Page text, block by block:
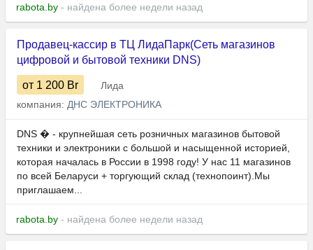
rabota.by - найдена более недели назад
Продавец-кассир в ТЦ ЛидаПарк(Сеть магазинов
цифровой и бытовой техники DNS)
от 1 200 Br
Лида
компания: ДНС ЭЛЕКТРОНИКА
DNS � - крупнейшая сеть розничных магазинов бытовой
техники и электроники с большой и насыщенной историей,
которая началась в России в 1998 году! У нас 11 магазинов
по всей Беларуси + торгующий склад (технопоинт).Мы
приглашаем...
rabota.by - найдена более недели назад